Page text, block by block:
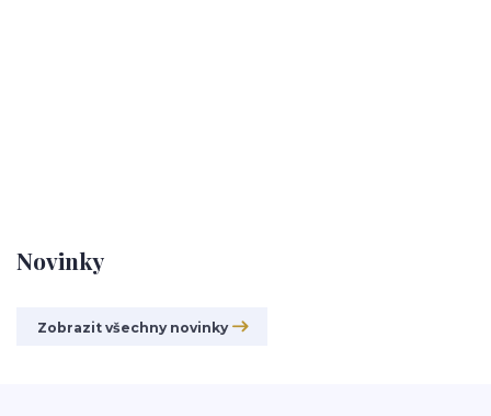
Novinky
Zobrazit všechny novinky